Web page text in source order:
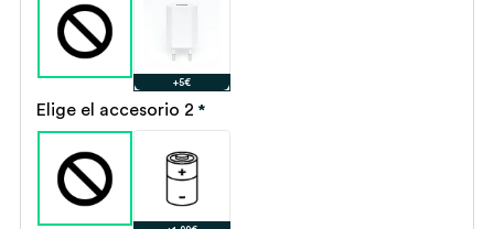
+5€
Elige el accesorio 2 *